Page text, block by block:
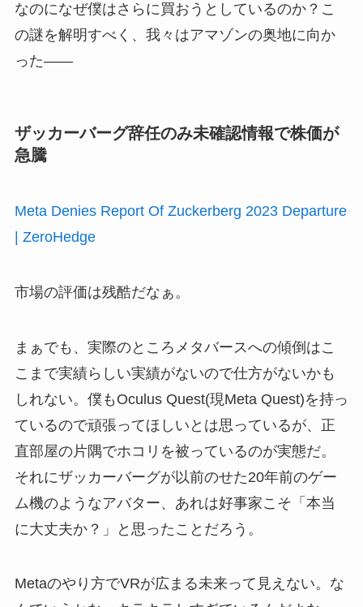
なのになぜ僕はさらに買おうとしているのか？こ
の謎を解明すべく、我々はアマゾンの奥地に向か
った――
ザッカーバーグ辞任のみ未確認情報で株価が
急騰
Meta Denies Report Of Zuckerberg 2023 Departure
| ZeroHedge
市場の評価は残酷だなぁ。
まぁでも、実際のところメタバースへの傾倒はこ
こまで実績らしい実績がないので仕方がないかも
しれない。僕もOculus Quest(現Meta Quest)を持っ
ているので頑張ってほしいとは思っているが、正
直部屋の片隅でホコリを被っているのが実態だ。
それにザッカーバーグが以前のせた20年前のゲー
ム機のようなアバター、あれは好事家こそ「本当
に大丈夫か？」と思ったことだろう。
Metaのやり方でVRが広まる未来って見えない。な